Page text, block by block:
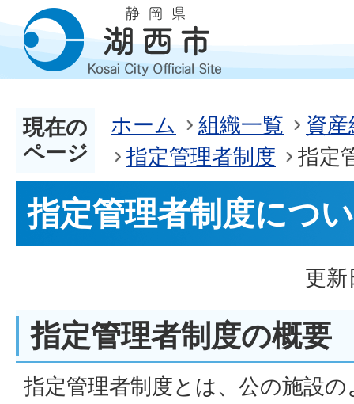
現在の
ページ
ホーム 組織一覧
資
指定管理者制度
指定
指定管理者制度につ
更
指定管理者制度の概要
指定管理者制度とは、公の施設